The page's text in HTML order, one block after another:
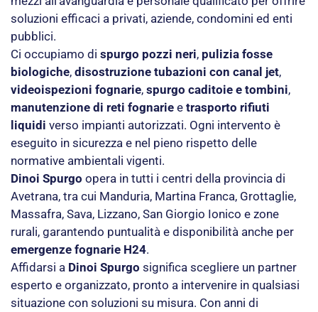
soluzioni efficaci a privati, aziende, condomini ed enti
pubblici.
Ci occupiamo di spurgo pozzi neri, pulizia fosse
biologiche, disostruzione tubazioni con canal jet,
videoispezioni fognarie, spurgo caditoie e tombini,
manutenzione di reti fognarie e trasporto rifiuti
liquidi verso impianti autorizzati. Ogni intervento è
eseguito in sicurezza e nel pieno rispetto delle
normative ambientali vigenti.
Dinoi Spurgo opera in tutti i centri della provincia di
Avetrana, tra cui Manduria, Martina Franca, Grottaglie,
Massafra, Sava, Lizzano, San Giorgio Ionico e zone
rurali, garantendo puntualità e disponibilità anche per
emergenze fognarie H24.
Affidarsi a Dinoi Spurgo significa scegliere un partner
esperto e organizzato, pronto a intervenire in qualsiasi
situazione con soluzioni su misura. Con anni di